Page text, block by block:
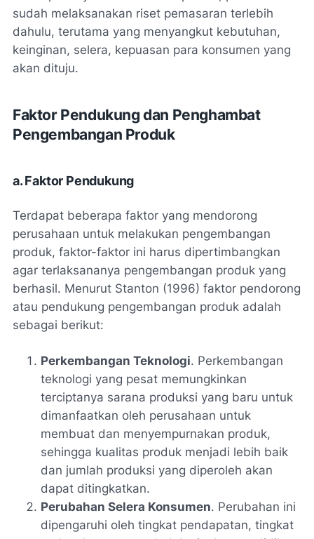
sudah melaksanakan riset pemasaran terlebih
dahulu, terutama yang menyangkut kebutuhan,
keinginan, selera, kepuasan para konsumen yang
akan dituju.
Faktor Pendukung dan Penghambat
Pengembangan Produk
a. Faktor Pendukung
Terdapat beberapa faktor yang mendorong
perusahaan untuk melakukan pengembangan
produk, faktor-faktor ini harus dipertimbangkan
agar terlaksananya pengembangan produk yang
berhasil. Menurut Stanton (1996) faktor pendorong
atau pendukung pengembangan produk adalah
sebagai berikut:
Perkembangan Teknologi. Perkembangan
teknologi yang pesat memungkinkan
terciptanya sarana produksi yang baru untuk
dimanfaatkan oleh perusahaan untuk
membuat dan menyempurnakan produk,
sehingga kualitas produk menjadi lebih baik
dan jumlah produksi yang diperoleh akan
dapat ditingkatkan.
Perubahan Selera Konsumen. Perubahan ini
dipengaruhi oleh tingkat pendapatan, tingkat